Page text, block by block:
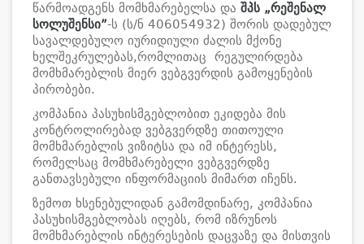
წარმოადგენს მომხმარებელსა და შპს „რეშენალ
სოლუშენსი”-ს (ს/ნ 406054932) შორის დადებულ
სავალდებულო იურიდიული ძალის მქონე
ხელშეკრულებას,რომლითაც რეგულირდება
მომხმარებლის მიერ ვებგვერდის გამოყენების
პირობები.
კომპანია პასუხისმგებლობით ეკიდება მის
კონტროლირებად ვებგვერდზე თითოული
მომხმარებლის ვიზიტსა და იმ ინტერესს,
რომელსაც მომხმარებელი ვებგვერდზე
განთავსებული ინფორმაციის მიმართ იჩენს.
ზემოთ ხსენებულიდან გამომდინარე, კომპანია
პასუხისმგებლობას იღებს, რომ იზრუნოს
მომხმარებლის ინტერესების დაცვაზე და მისთვის